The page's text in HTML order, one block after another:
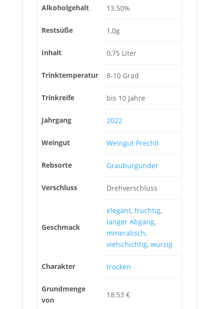
Alkoholgehalt 13.50%
Restsüße 1,0g
Inhalt 0,75 Liter
Trinktemperatur 8-10 Grad
Trinkreife bis 10 Jahre
Jahrgang 2022
Weingut Weingut Prechtl
Rebsorte Grauburgunder
Verschluss Drehverschluss
Geschmack
elegant, fruchtig,
langer Abgang,
mineralisch,
vielschichtig, würzig
Charakter trocken
Grundmenge
von
18.53 €